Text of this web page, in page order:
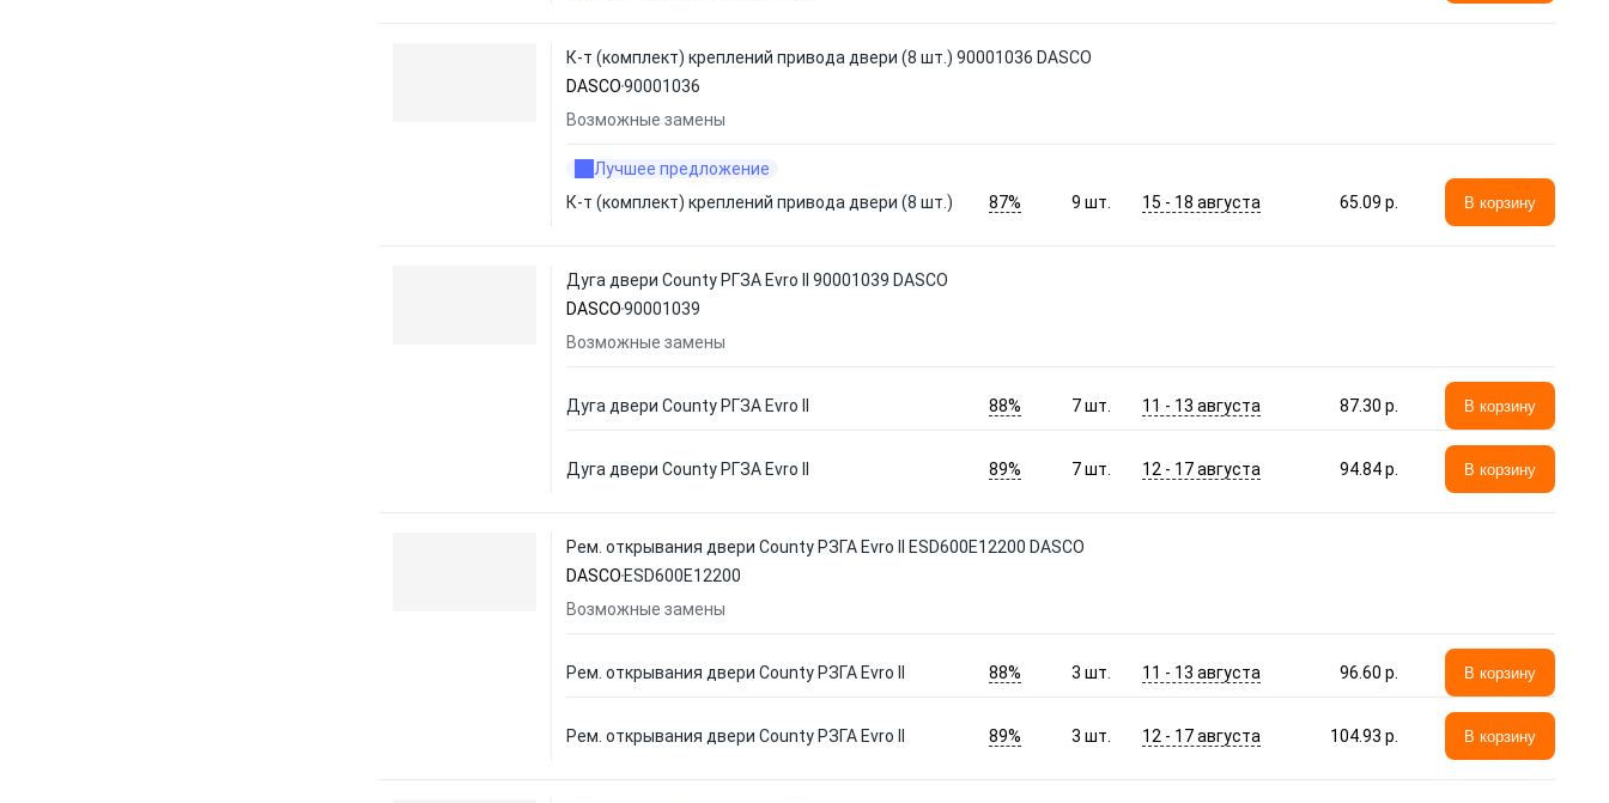
К-т (комплект) креплений привода двери (8 шт.) 90001036 DASCO
DASCO90001036
Возможные замены
Лучшее предложение
К-т (комплект) креплений привода двери (8 шт.)
87% 9 шт. 15 - 18 августа 65.09 p. В корзину
Дуга двери County РГЗА Evro II 90001039 DASCO
DASCO90001039
Возможные замены
Дуга двери County РГЗА Evro II 88% 7шт. 11 - 13 августа 87.30 p. В корзину
Дуга двери County РГЗА Evro II 89% 7шт. 12 - 17 августа 94.84 p. В корзину
Рем. открывания двери County РЗГА Evro II ESD600E12200 DASCO
DASCO ESD600E12200
Возможные замены
Рем. открывания двери County РЗГА Evro II 88% 3 шт. 11 - 13 августа 96.60 p. В корзину
Рем. открывания двери County РЗГА Evro II 89% 3 шт. 12 - 17 августа 104.93 p. В корзину